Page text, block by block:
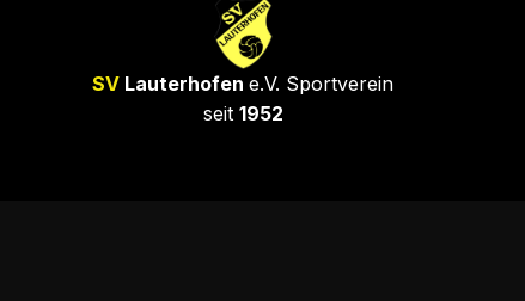
SV Lauterhofene.V. Sportverein
seit 1952